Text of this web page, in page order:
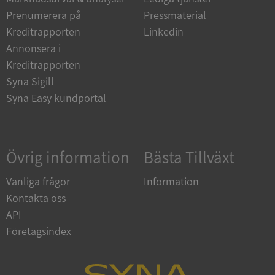
Prenumerera på
Kreditrapporten
Annonsera i
Kreditrapporten
Syna Sigill
Syna Easy kundportal
Pressmaterial
Linkedin
Övrig information
Vanliga frågor
Kontakta oss
API
Företagsindex
Bästa Tillväxt
Information
Strikt nödvändiga kakor tillåter
kärnwebbplatsfunktioner som användarinloggning
och kontohantering. Webbplatsen kan inte
användas ordentligt utan strikt nödvändiga cookies.
Namn
__RequestVerificationToken